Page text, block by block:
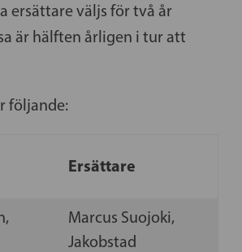
ersättare väljs för två år
är hälften årligen i tur att
följande:
Ersättare
Marcus Suojoki,
Jakobstad